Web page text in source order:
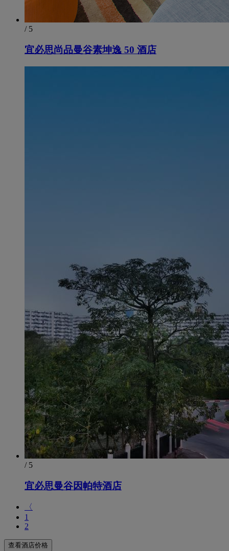
/ 5
宜必思尚品曼谷素坤逸 50 酒店
/ 5
宜必思曼谷因帕特酒店
〈
1
2
查看酒店价格